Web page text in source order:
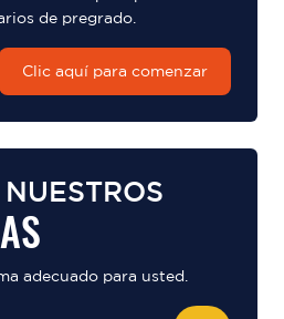
de pregrado.
Clic aquí para comenzar
adecuado para usted.